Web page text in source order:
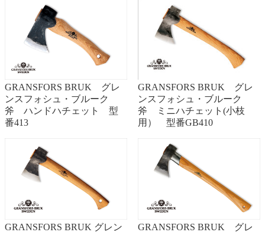
GRANSFORS BRUK グレ
ンスフォシュ・ブルーク
斧 ハンドハチェット 型
番413
GRANSFORS BRUK グレ
ンスフォシュ・ブルーク
斧 ミニハチェット(小枝
用） 型番GB410
GRANSFORS BRUK グレン
GRANSFORS BRUK グレ